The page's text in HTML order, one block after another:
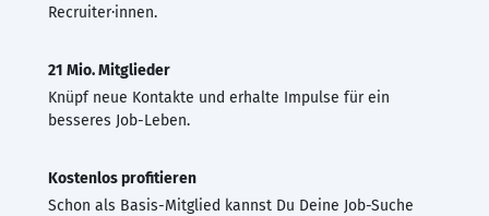
Recruiter·innen.
21 Mio. Mitglieder
Knüpf neue Kontakte und erhalte Impulse für ein
besseres Job-Leben.
Kostenlos profitieren
Schon als Basis-Mitglied kannst Du Deine Job-Suche